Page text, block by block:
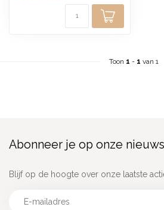
Toon 1 - 1 van 1
Abonneer je op onze
Blijf op de hoogte over onze laatste